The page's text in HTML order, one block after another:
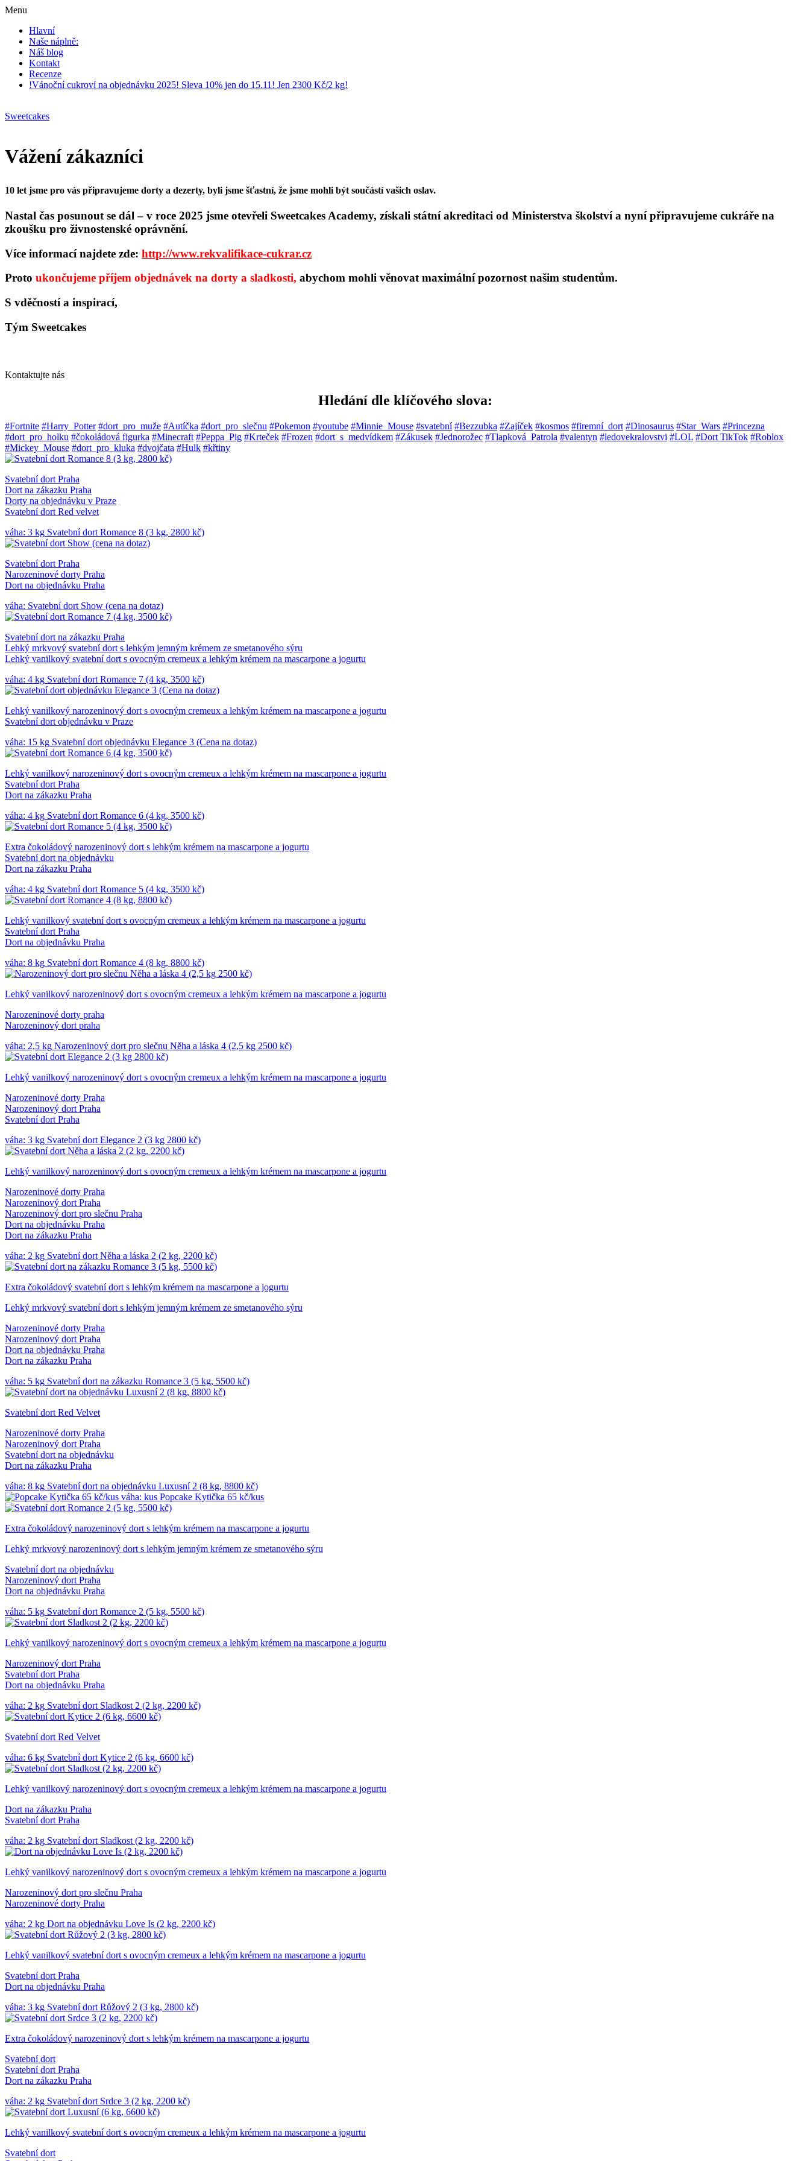
Menu
Hlavní
Naše náplně:
Náš blog
Kontakt
Recenze
!Vánoční cukroví na objednávku 2025! Sleva 10% jen do 15.11! Jen 2300 Kč/2 kg!
Sweetcakes
Vážení zákazníci
10 let jsme pro vás připravujeme dorty a dezerty, byli jsme šťastní, že jsme mohli být součástí vašich oslav.
Nastal čas posunout se dál – v roce 2025 jsme otevřeli Sweetcakes Academy, získali státní akreditaci od Ministerstva školství a nyní připravujeme cukráře na
zkoušku pro živnostenské oprávnění.
Více informací najdete zde: http://www.rekvalifikace-cukrar.cz
Proto ukončujeme příjem objednávek na dorty a sladkosti, abychom mohli věnovat maximální pozornost našim studentům.
S vděčností a inspirací,
Tým Sweetcakes
Kontaktujte nás
Hledání dle klíčového slova:
#Fortnite #Harry_Potter #dort_pro_muže #Autíčka #dort_pro_slečnu #Pokemon #youtube #Minnie_Mouse #svatební #Bezzubka #Zajíček #kosmos #firemní_dort #Dinosaurus #Star_Wars #Princezna
#dort_pro_holku #čokoládová figurka #Minecraft #Peppa_Pig #Krteček #Frozen #dort_s_medvídkem #Zákusek #Jednorožec #Tlapková_Patrola #valentyn #ledovekralovstvi #LOL #Dort TikTok #Roblox
#Mickey_Mouse #dort_pro_kluka #dvojčata #Hulk #křtiny
Svatební dort Praha
Dort na zákazku Praha
Dorty na objednávku v Praze
Svatební dort Red velvet
váha: 3 kg Svatební dort Romance 8 (3 kg, 2800 kč)
Svatební dort Praha
Narozeninové dorty Praha
Dort na objednávku Praha
váha: Svatební dort Show (cena na dotaz)
Svatební dort na zákazku Praha
Lehký mrkvový svatební dort s lehkým jemným krémem ze smetanového sýru
Lehký vanilkový svatební dort s ovocným cremeux a lehkým krémem na mascarpone a jogurtu
váha: 4 kg Svatební dort Romance 7 (4 kg, 3500 kč)
Lehký vanilkový narozeninový dort s ovocným cremeux a lehkým krémem na mascarpone a jogurtu
Svatební dort objednávku v Praze
váha: 15 kg Svatební dort objednávku Elegance 3 (Cena na dotaz)
Lehký vanilkový narozeninový dort s ovocným cremeux a lehkým krémem na mascarpone a jogurtu
Svatební dort Praha
Dort na zákazku Praha
váha: 4 kg Svatební dort Romance 6 (4 kg, 3500 kč)
Extra čokoládový narozeninový dort s lehkým krémem na mascarpone a jogurtu
Svatební dort na objednávku
Dort na zákazku Praha
váha: 4 kg Svatební dort Romance 5 (4 kg, 3500 kč)
Lehký vanilkový svatební dort s ovocným cremeux a lehkým krémem na mascarpone a jogurtu
Svatební dort Praha
Dort na objednávku Praha
váha: 8 kg Svatební dort Romance 4 (8 kg, 8800 kč)
Lehký vanilkový narozeninový dort s ovocným cremeux a lehkým krémem na mascarpone a jogurtu
Narozeninové dorty praha
Narozeninový dort praha
váha: 2,5 kg Narozeninový dort pro slečnu Něha a láska 4 (2,5 kg 2500 kč)
Lehký vanilkový narozeninový dort s ovocným cremeux a lehkým krémem na mascarpone a jogurtu
Narozeninové dorty Praha
Narozeninový dort Praha
Svatební dort Praha
váha: 3 kg Svatební dort Elegance 2 (3 kg 2800 kč)
Lehký vanilkový narozeninový dort s ovocným cremeux a lehkým krémem na mascarpone a jogurtu
Narozeninové dorty Praha
Narozeninový dort Praha
Narozeninový dort pro slečnu Praha
Dort na objednávku Praha
Dort na zákazku Praha
váha: 2 kg Svatební dort Něha a láska 2 (2 kg, 2200 kč)
Extra čokoládový svatební dort s lehkým krémem na mascarpone a jogurtu
Lehký mrkvový svatební dort s lehkým jemným krémem ze smetanového sýru
Narozeninové dorty Praha
Narozeninový dort Praha
Dort na objednávku Praha
Dort na zákazku Praha
váha: 5 kg Svatební dort na zákazku Romance 3 (5 kg, 5500 kč)
Svatební dort Red Velvet
Narozeninové dorty Praha
Narozeninový dort Praha
Svatební dort na objednávku
Dort na zákazku Praha
váha: 8 kg Svatební dort na objednávku Luxusní 2 (8 kg, 8800 kč)
váha: kus Popcake Kytička 65 kč/kus
Extra čokoládový narozeninový dort s lehkým krémem na mascarpone a jogurtu
Lehký mrkvový narozeninový dort s lehkým jemným krémem ze smetanového sýru
Svatební dort na objednávku
Narozeninový dort Praha
Dort na objednávku Praha
váha: 5 kg Svatební dort Romance 2 (5 kg, 5500 kč)
Lehký vanilkový narozeninový dort s ovocným cremeux a lehkým krémem na mascarpone a jogurtu
Narozeninový dort Praha
Svatební dort Praha
Dort na objednávku Praha
váha: 2 kg Svatební dort Sladkost 2 (2 kg, 2200 kč)
Svatební dort Red Velvet
váha: 6 kg Svatební dort Kytice 2 (6 kg, 6600 kč)
Lehký vanilkový narozeninový dort s ovocným cremeux a lehkým krémem na mascarpone a jogurtu
Dort na zákazku Praha
Svatební dort Praha
váha: 2 kg Svatební dort Sladkost (2 kg, 2200 kč)
Lehký vanilkový narozeninový dort s ovocným cremeux a lehkým krémem na mascarpone a jogurtu
Narozeninový dort pro slečnu Praha
Narozeninové dorty Praha
váha: 2 kg Dort na objednávku Love Is (2 kg, 2200 kč)
Lehký vanilkový svatební dort s ovocným cremeux a lehkým krémem na mascarpone a jogurtu
Svatební dort Praha
Dort na objednávku Praha
váha: 3 kg Svatební dort Růžový 2 (3 kg, 2800 kč)
Extra čokoládový narozeninový dort s lehkým krémem na mascarpone a jogurtu
Svatební dort
Svatební dort Praha
Dort na zákazku Praha
váha: 2 kg Svatební dort Srdce 3 (2 kg, 2200 kč)
Lehký vanilkový svatební dort s ovocným cremeux a lehkým krémem na mascarpone a jogurtu
Svatební dort